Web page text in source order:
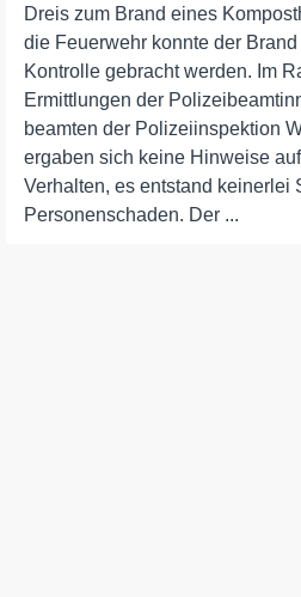
Dreis zum Brand eines
die Feuerwehr konnte der
Kontrolle gebracht werden. Im
Ermittlungen der
beamten der Polizeiinspektion
ergaben sich keine Hinweise
Verhalten, es entstand keinerlei
Personenschaden. Der ...